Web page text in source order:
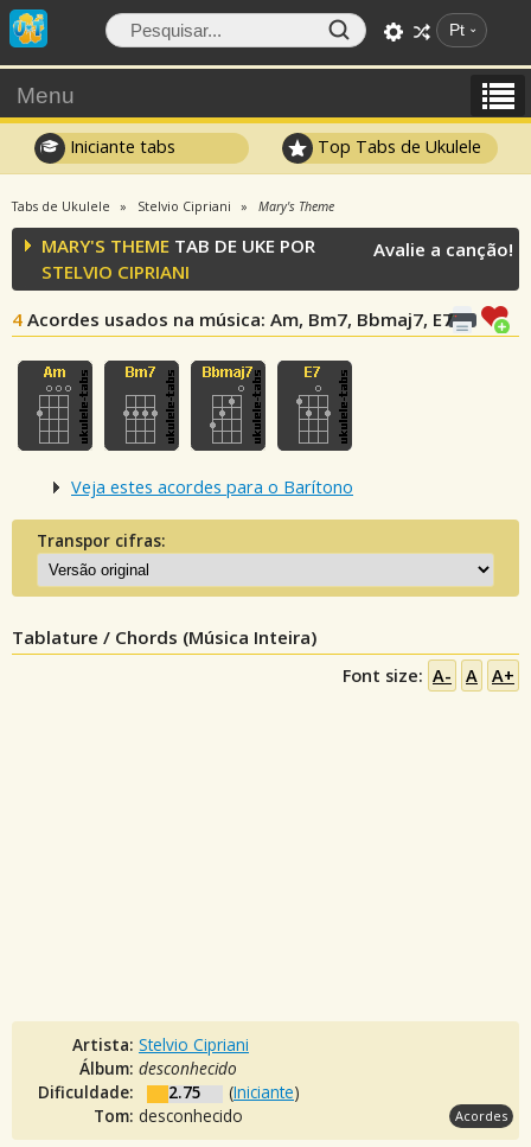
Pt
Menu
Iniciante tabs Top Tabs de Ukulele
Tabs de Ukulele Stelvio Cipriani Mary's Theme
MARY'S THEME TAB DE UKE POR
STELVIO CIPRIANI
4 Acordes usados na música: Am, Bm7, Bbmaj7, E7
Avalie a canção!
Veja estes acordes para o Barítono
Transpor cifras:
Tablature / Chords (Música Inteira)
Font size: A- A A+
Artista: Stelvio Cipriani
Álbum: desconhecido
Dificuldade:
2.75 (Iniciante)
Tom: desconhecido Acordes